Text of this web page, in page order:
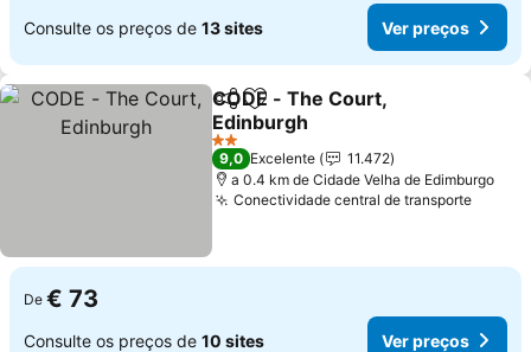
Consulte os preços de 13 sites Ver preços
PartilharAdicionar aos favoritos
CODE - The Court,
Edinburgh
Ver preços
2 Estrelas
9,0 Excelente
11.472
a 0.4 km de Cidade Velha de Edimburgo
Conectividade central de transporteVer
De € 73
Consulte os preços de 10 sites Ver preços